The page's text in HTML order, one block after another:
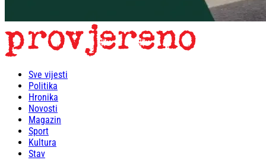
Sve vijesti
Politika
Hronika
Novosti
Magazin
Sport
Kultura
Stav